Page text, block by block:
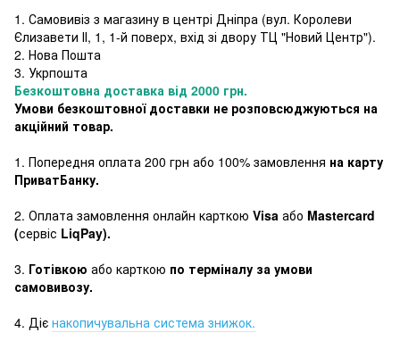
1. Самовивіз з магазину в центрі Дніпра (вул. Королеви
Єлизавети ІІ, 1, 1-й поверх, вхід зі двору ТЦ "Новий Центр").
2. Нова Пошта
3. Укрпошта
Безкоштовна доставка від 2000 грн.
Умови безкоштовної доставки не розповсюджуються на
акційний товар.
1. Попередня оплата 200 грн або 100% замовлення на карту
ПриватБанку.
2. Оплата замовлення онлайн карткою Visa або Mastercard
(сервіс LiqPay).
3. Готівкою або карткою по терміналу за умови
самовивозу.
4. Діє накопичувальна система знижок.